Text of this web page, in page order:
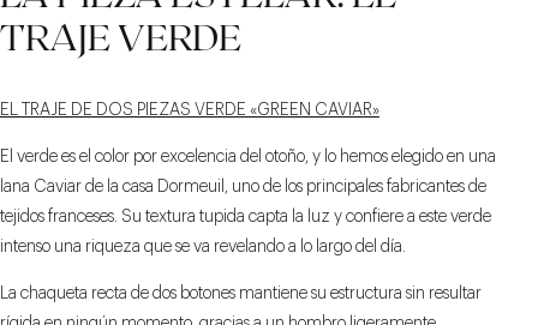
TRAJE VERDE
EL TRAJE DE DOS PIEZAS VERDE «GREEN CAVIAR»
El verde es el color por excelencia del otoño, y lo hemos elegido en una
lana Caviar de la casa Dormeuil, uno de los principales fabricantes de
tejidos franceses. Su textura tupida capta la luz y confiere a este verde
intenso una riqueza que se va revelando a lo largo del día.
La chaqueta recta de dos botones mantiene su estructura sin resultar